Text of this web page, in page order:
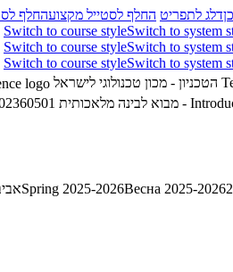
דלג לתפריט החלף לסטייל מקצועהחלף
Switch to course styleSwitch to system
Switch to course styleSwitch to system
Switch to course styleSwitch to system
02360501 - מבוא לבינה מלאכותית 02360501
אביב 2025-Spring 2025-2026Весна 2025-2026